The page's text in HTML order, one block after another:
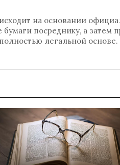
на основании
посреднику, а затем
легальной основе.